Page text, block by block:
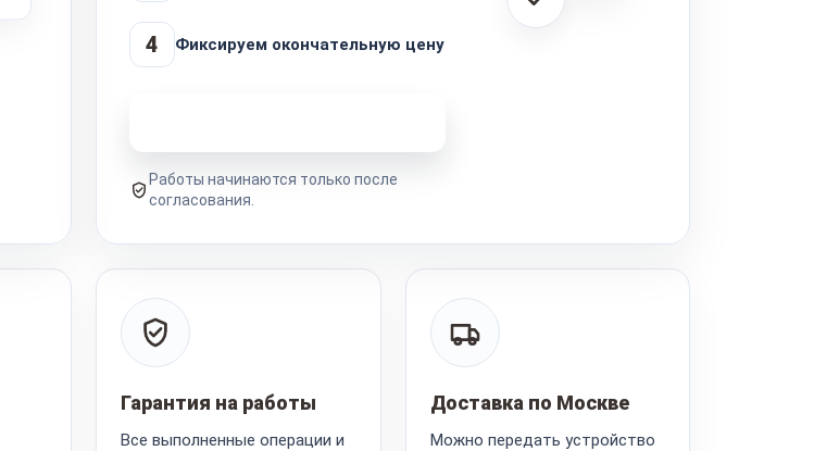
4 Фиксируем окончательную цену
Работы начинаются только после
согласования.
Гарантия на работы
Все выполненные операции и
Доставка по Москве
Можно передать устройство